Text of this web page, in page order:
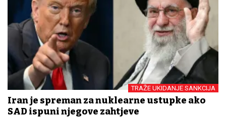
TRAŽE UKIDANJE SANKCIJA
Iran je spreman za nuklearne ustupke ako
SAD ispuni njegove zahtjeve